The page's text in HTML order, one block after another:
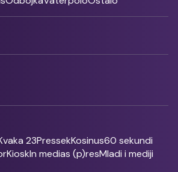
23PressekKosinus60 sekundi
KioskIn medias (p)resMladi i mediji